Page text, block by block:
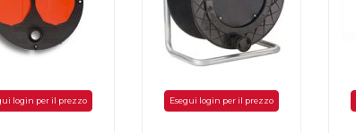
login per il prezzo Esegui login per il prezzo